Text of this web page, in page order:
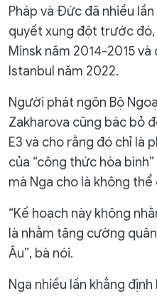
Pháp và Đức đã nhiều
quyết xung đột trước
Minsk năm 2014-2015
Istanbul năm 2022.
Người phát ngôn Bộ
Zakharova cũng bác bỏ
E3 và cho rằng đó chỉ là
của “công thức hòa
mà Nga cho là không
“Kế hoạch này không
là nhằm tăng cường
Âu”, bà nói.
Nga nhiều lần khẳng